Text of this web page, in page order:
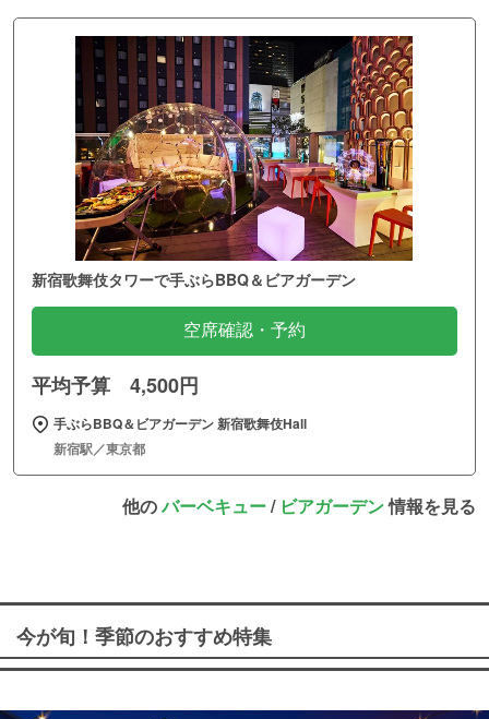
新宿歌舞伎タワーで手ぶらBBQ＆ビアガーデン
空席確認・予約
平均予算 4,500円
手ぶらBBQ＆ビアガーデン 新宿歌舞伎Hall
新宿駅／東京都
他のバーベキュー/ ビアガーデン情報を見る
今が旬！季節のおすすめ特集